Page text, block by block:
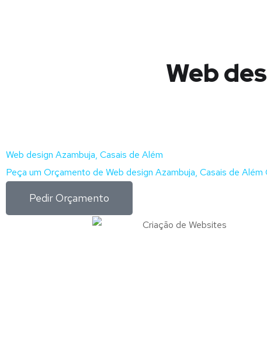
Web
Web design Azambuja, Casais de Além
Peça um Orçamento de Web design Azambuja, Casais de Além
Pedir Orçamento